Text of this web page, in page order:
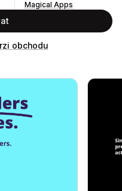
Magical Apps
obchodu